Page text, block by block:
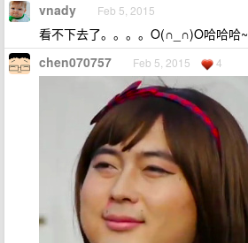
vnady Feb 5, 2015
看不下去了。。。。O(∩_∩)O哈哈哈~
chen070757 Feb 5, 2015 4